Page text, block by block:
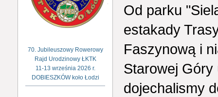
70. Jubileuszowy Rowerowy
Rajd Urodzinowy ŁKTK
11-13 września 2026 r.
DOBIESZKÓW koło Łodzi
Od parku
estakady
Faszynową i
Starowej
dojechalismy